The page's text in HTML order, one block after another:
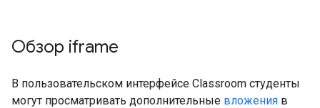
Обзор iframe
В пользовательском интерфейсе Classroom студенты
могут просматривать дополнительные вложения в